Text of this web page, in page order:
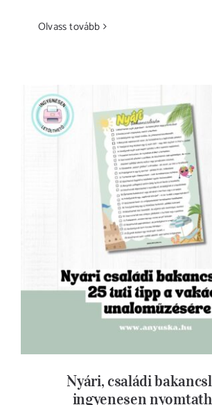
Olvass tovább
Nyári, családi bakancslista -
nyomtatható-
Nyári, családi
ingyenesen